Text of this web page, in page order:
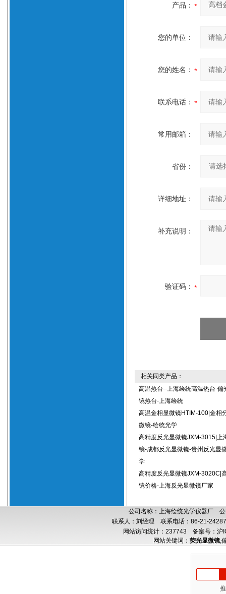
产品：
您的单位：
您的姓名：
联系电话：
常用邮箱：
省份：
详细地址：
补充说明：
验证码：
相关同类产品：
高温热台--上海绘统高温热台-偏
镜热台-上海绘统
高温金相显微镜HTIM-100|金相
微镜-绘统光学
高精度反光显微镜JXM-3015|上
镜-成都反光显微镜-贵州反光显
学
高精度反光显微镜JXM-3020C|
镜价格-上海反光显微镜厂家
公司名称：上海绘统光学仪器厂
联系人：刘经理 联系电话：86-21-
网站访问统计：237743 备案号：沪
网站关键词： 荧光显微镜,